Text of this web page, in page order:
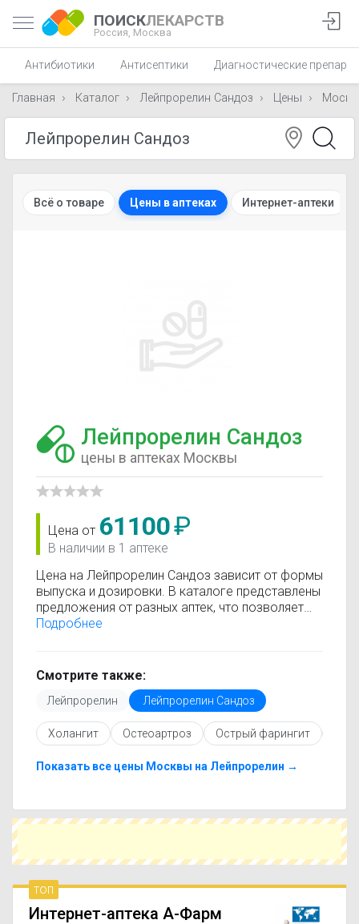
ПОИСКЛЕКАРСТВ
Россия, Москва
Антибиотики Антисептики Диагностические
Главная Каталог Лейпрорелин Сандоз Цены
Всё о товаре Цены в аптеках Интернет-аптеки
Лейпрорелин Сандоз
цены в аптеках Москвы
Цена от 61100₽
В наличии в 1 аптеке
Цена на Лейпрорелин Сандоз зависит от формы
выпуска и дозировки. В каталоге представлены
предложения от разных аптек, что позволяет
быстро найти, где купить Лейпрорелин Сандоз
только актуальные данные.
Перед покупкой рекомендуется ознакомиться с
инструкцией по применению, показаниями и
противопоказаниями. При необходимости вы
можете подобрать аналоги Лейпрорелин
или более доступной ценой.
сравните предложения. Это поможет
Подробнее
Смотрите также:
Лейпрорелин Лейпрорелин Сандоз
Холангит Остеоартроз Острый фарингит
Показать все цены Москвы на Лейпрорелин →
топ
Интернет-аптека А-Фарм